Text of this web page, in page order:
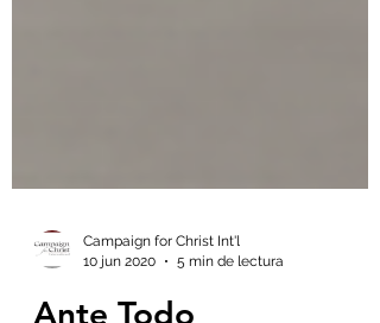
10 jun 2020
5 min de lectura